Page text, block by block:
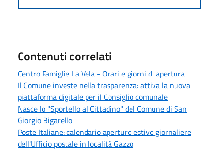
Contenuti correlati
Centro Famiglie La Vela - Orari e giorni di apertura
Il Comune investe nella trasparenza: attiva la nuova
piattaforma digitale per il Consiglio comunale
Nasce lo "Sportello al Cittadino" del Comune di San
Giorgio Bigarello
Poste Italiane: calendario aperture estive giornaliere
dell'Ufficio postale in località Gazzo